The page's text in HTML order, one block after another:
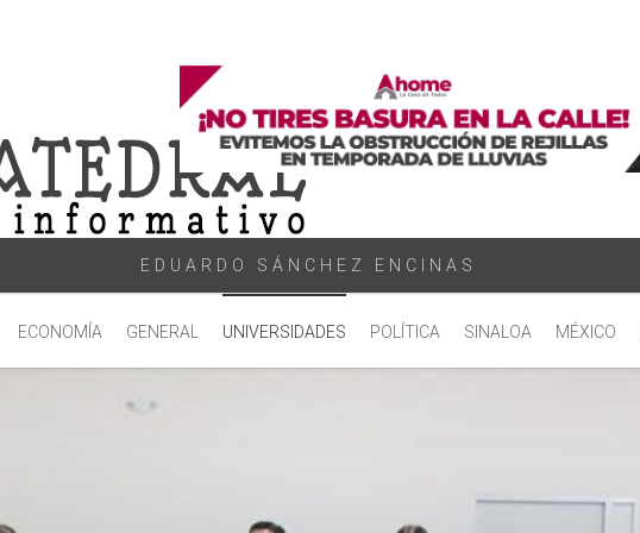
EDUARDO SÁNCHEZ ENCINAS
ECONOMÍA GENERAL UNIVERSIDADES POLÍTICA SINALOA MÉXICO